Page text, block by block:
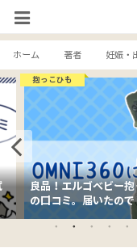
ホーム 著者 妊娠・
抱っこひも
良品！エルゴベビー
の口コミ。届いたの